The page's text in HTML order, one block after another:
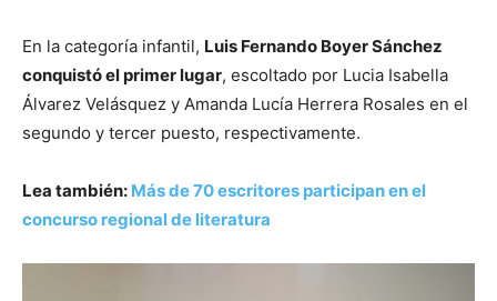
En la categoría infantil, Luis Fernando Boyer Sánchez
conquistó el primer lugar, escoltado por Lucia Isabella
Álvarez Velásquez y Amanda Lucía Herrera Rosales en el
segundo y tercer puesto, respectivamente.
Lea también: Más de 70 escritores participan en el
concurso regional de literatura